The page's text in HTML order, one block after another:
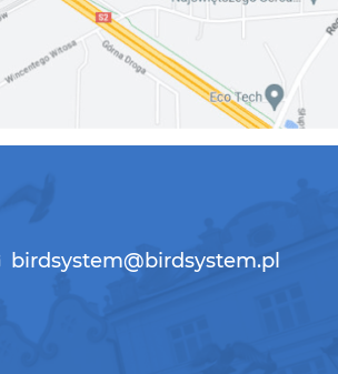
birdsystem@birdsystem.pl